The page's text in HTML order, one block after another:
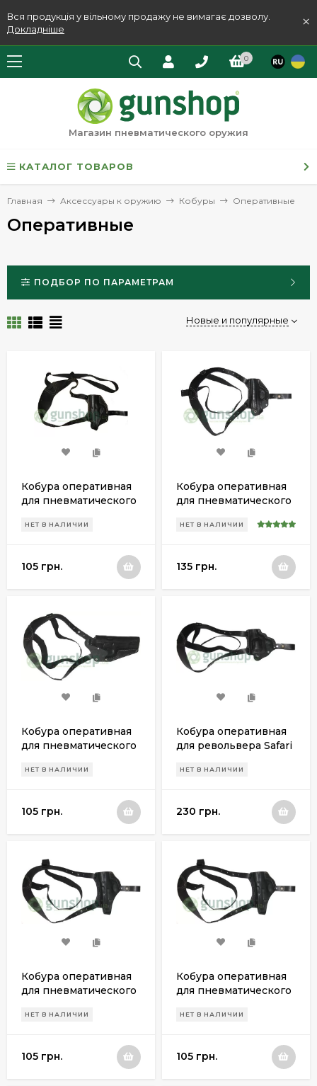
Вся продукція у вільному продажу не вимагає дозволу.
Докладніше
×
0
Магазин пневматического оружия
КАТАЛОГ ТОВАРОВ
Главная Аксессуары к оружию Кобуры Оперативные
Оперативные
ПОДБОР ПО ПАРАМЕТРАМ
Новые и популярные
Кобура оперативная
для пневматического
/ 111
НЕТ В НАЛИЧИИ
105 грн.
Кобура оперативная
для пневматического
НЕТ В НАЛИЧИИ
135 грн.
Кобура оперативная
для пневматического
101M / 112
НЕТ В НАЛИЧИИ
105 грн.
Кобура оперативная
для револьвера Safari
НЕТ В НАЛИЧИИ
230 грн.
Кобура оперативная
для пневматического
88
НЕТ В НАЛИЧИИ
105 грн.
Кобура оперативная
для пневматического
99 compact
НЕТ В НАЛИЧИИ
105 грн.